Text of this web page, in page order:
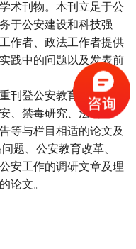
术刊物。本刊立足于公
于公安建设和科技强
作者、政法工作者提供
践中的问题以及发表前
刊登公安教育、公安管
、禁毒研究、法制论
等与栏目相适的论文及
题、公安教育改革、
安工作的调研文章及理
论文。